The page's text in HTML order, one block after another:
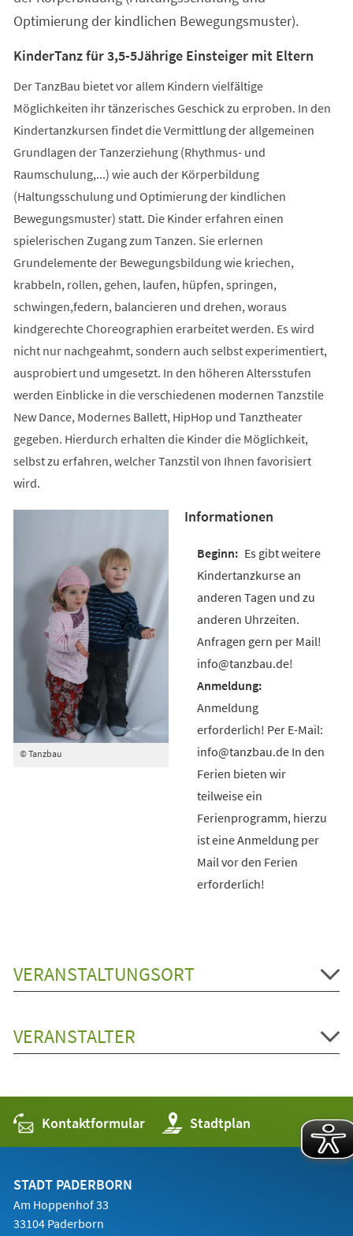
Optimierung der kindlichen Bewegungsmuster).
KinderTanz für 3,5-5Jährige Einsteiger mit Eltern
Der TanzBau bietet vor allem Kindern vielfältige
Möglichkeiten ihr tänzerisches Geschick zu erproben. In den
Kindertanzkursen findet die Vermittlung der allgemeinen
Grundlagen der Tanzerziehung (Rhythmus- und
Raumschulung,...) wie auch der Körperbildung
(Haltungsschulung und Optimierung der kindlichen
Bewegungsmuster) statt. Die Kinder erfahren einen
spielerischen Zugang zum Tanzen. Sie erlernen
Grundelemente der Bewegungsbildung wie kriechen,
krabbeln, rollen, gehen, laufen, hüpfen, springen,
schwingen,federn, balancieren und drehen, woraus
kindgerechte Choreographien erarbeitet werden. Es wird
nicht nur nachgeahmt, sondern auch selbst experimentiert,
ausprobiert und umgesetzt. In den höheren Altersstufen
werden Einblicke in die verschiedenen modernen Tanzstile
New Dance, Modernes Ballett, HipHop und Tanztheater
gegeben. Hierdurch erhalten die Kinder die Möglichkeit,
selbst zu erfahren, welcher Tanzstil von Ihnen favorisiert
wird.
© Tanzbau
Informationen
Es gibt weitere
Kindertanzkurse an
anderen Tagen und zu
anderen Uhrzeiten.
Anfragen gern per Mail!
info@tanzbau.de!
Anmeldung
erforderlich! Per E-Mail:
info@tanzbau.de In den
Ferien bieten wir
teilweise ein
Ferienprogramm, hierzu
ist eine Anmeldung per
Mail vor den Ferien
erforderlich!
VERANSTALTUNGSORT
VERANSTALTER
Kontaktformular Stadtplan
(Öffnet
in
einem
STADT PADERBORN
Am Hoppenhof 33
33104 Paderborn